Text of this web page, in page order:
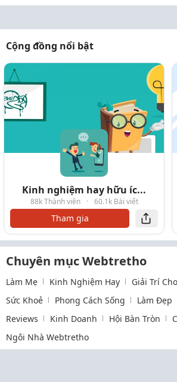
Cộng đồng nổi bật
Kinh nghiệm hay hữu íc...
88k Thành viên · 60.1k Bài viết
Tham gia
Chuyên mục Webtretho
Làm Mẹ Kinh Nghiệm Hay
Giải Trí
Sức Khoẻ
Phong Cách Sống Làm Đẹp
Reviews
Kinh Doanh Hội Bàn Tròn
Ngôi Nhà Webtretho